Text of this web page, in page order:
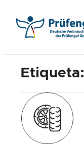
contenido
Etiqueta: